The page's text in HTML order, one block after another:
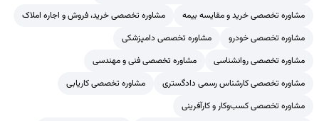
مشاوره تخصصی خرید و مقایسه بیمه
مشاوره تخصصی خرید، فروش و اجاره املاک
مشاوره تخصصی خودرو
مشاوره تخصصی دامپزشکی
مشاوره تخصصی روانشناسی
مشاوره تخصصی فنی و مهندسی
مشاوره تخصصی کارشناس رسمی دادگستری
مشاوره تخصصی کاریابی
مشاوره تخصصی کسب‌وکار و کارآفرینی